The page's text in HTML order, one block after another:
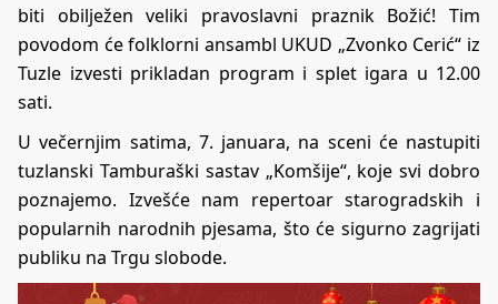
biti obilježen veliki pravoslavni praznik Božić! Tim
povodom će folklorni ansambl UKUD „Zvonko Cerić“ iz
Tuzle izvesti prikladan program i splet igara u 12.00
sati.
U večernjim satima, 7. januara, na sceni će nastupiti
tuzlanski Tamburaški sastav „Komšije“, koje svi dobro
poznajemo. Izvešće nam repertoar starogradskih i
popularnih narodnih pjesama, što će sigurno zagrijati
publiku na Trgu slobode.